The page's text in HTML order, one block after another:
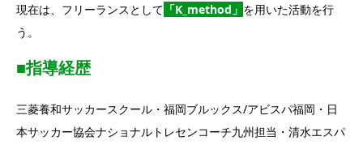
現在は、フリーランスとして 「K_method」 を用いた活動を行
う。
■指導経歴
三菱養和サッカースクール・福岡ブルックス/アビスパ福岡・日
本サッカー協会ナショナルトレセンコーチ九州担当・清水エスパ